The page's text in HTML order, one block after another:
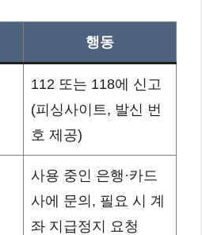
행동
112 또는 118에 신고
(피싱사이트, 발신 번
호 제공)
사용 중인 은행·카드
사에 문의, 필요 시 계
좌 지급정지 요청